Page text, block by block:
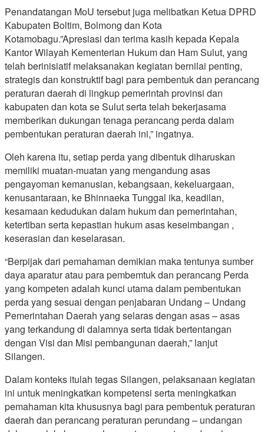
Penandatangan MoU tersebut juga melibatkan Ketua DPRD
Kabupaten Boltim, Bolmong dan Kota
Kotamobagu.”Apresiasi dan terima kasih kepada Kepala
Kantor Wilayah Kementerian Hukum dan Ham Sulut, yang
telah berinisiatif melaksanakan kegiatan bernilai penting,
strategis dan konstruktif bagi para pembentuk dan perancang
peraturan daerah di lingkup pemerintah provinsi dan
kabupaten dan kota se Sulut serta telah bekerjasama
memberikan dukungan tenaga perancang perda dalam
pembentukan peraturan daerah ini,” ingatnya.
Oleh karena itu, setiap perda yang dibentuk diharuskan
memiliki muatan-muatan yang mengandung asas
pengayoman kemanusian, kebangsaan, kekeluargaan,
kenusantaraan, ke Bhinnaeka Tunggal ika, keadilan,
kesamaan kedudukan dalam hukum dan pemerintahan,
ketertiban serta kepastian hukum asas keseimbangan ,
keserasian dan keselarasan.
“Berpijak dari pemahaman demikian maka tentunya sumber
daya aparatur atau para pembemtuk dan perancang Perda
yang kompeten adalah kunci utama dalam pembentukan
perda yang sesuai dengan penjabaran Undang – Undang
Pemerintahan Daerah yang selaras dengan asas – asas
yang terkandung di dalamnya serta tidak bertentangan
dengan Visi dan Misi pembangunan daerah,” lanjut
Silangen.
Dalam konteks itulah tegas Silangen, pelaksanaan kegiatan
ini untuk meningkatkan kompetensi serta meningkatkan
pemahaman kita khususnya bagi para pembentuk peraturan
daerah dan perancang peraturan perundang – undangan